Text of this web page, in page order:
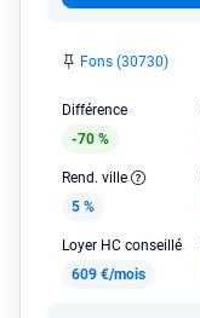
Fons (30730)
Différence
-70 %
Rend. ville
5 %
Loyer HC conseillé
609 €/mois